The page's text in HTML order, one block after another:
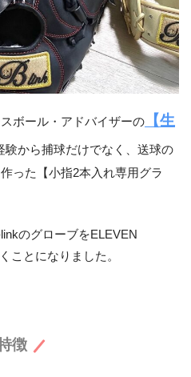
ボール・アドバイザーの
【生
験から捕球だけでなく、送球の
った【小指2本入れ専用グラ
のグローブをELEVEN
ことになりました。
徴